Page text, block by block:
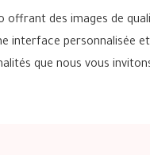
offrant des images de
interface personnalisée
que nous vous